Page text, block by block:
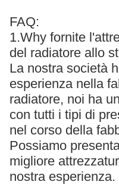
FAQ:
1.Why fornite
del radiatore allo
La nostra società
esperienza nella
radiatore, noi ha
con tutti i tipi di
nel corso della
Possiamo
migliore
nostra esperienza.